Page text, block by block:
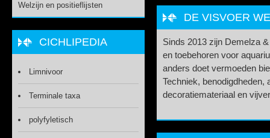
DE VISVOER
Sinds 2013 zijn Demelza
en toebehoren voor
anders doet vermoeden
Techniek, benodigdheden,
decoratiemateriaal en
Welzijn en positieflijsten
CICHLIPEDIA
Limnivoor
Terminale taxa
polyfyletisch